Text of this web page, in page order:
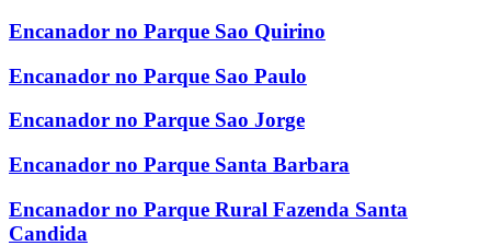
Encanador no Parque Sao Quirino
Encanador no Parque Sao Paulo
Encanador no Parque Sao Jorge
Encanador no Parque Santa Barbara
Encanador no Parque Rural Fazenda Santa
Candida